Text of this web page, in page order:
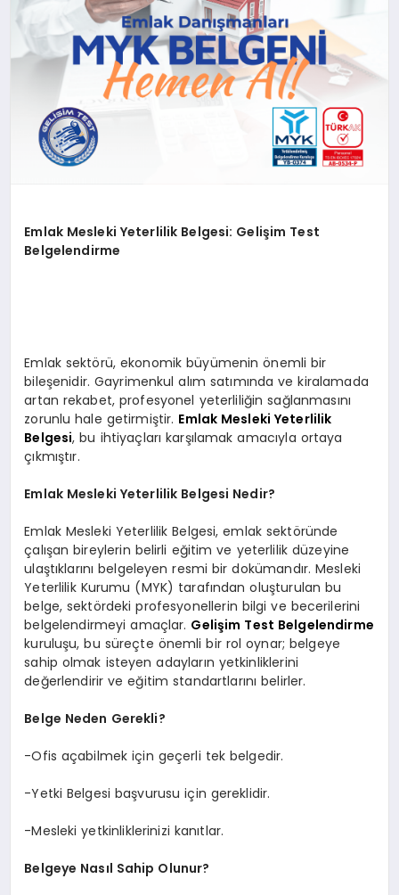
Emlak Mesleki Yeterlilik Belgesi: Gelişim Test
Belgelendirme
Emlak sektörü, ekonomik büyümenin önemli bir
bileşenidir. Gayrimenkul alım satımında ve kiralamada
artan rekabet, profesyonel yeterliliğin sağlanmasını
zorunlu hale getirmiştir. Emlak Mesleki Yeterlilik
Belgesi, bu ihtiyaçları karşılamak amacıyla ortaya
çıkmıştır.
Emlak Mesleki Yeterlilik Belgesi Nedir?
Emlak Mesleki Yeterlilik Belgesi, emlak sektöründe
çalışan bireylerin belirli eğitim ve yeterlilik düzeyine
ulaştıklarını belgeleyen resmi bir dokümandır. Mesleki
Yeterlilik Kurumu (MYK) tarafından oluşturulan bu
belge, sektördeki profesyonellerin bilgi ve becerilerini
belgelendirmeyi amaçlar. Gelişim Test Belgelendirme
kuruluşu, bu süreçte önemli bir rol oynar; belgeye
sahip olmak isteyen adayların yetkinliklerini
değerlendirir ve eğitim standartlarını belirler.
Belge Neden Gerekli?
-Ofis açabilmek için geçerli tek belgedir.
-Yetki Belgesi başvurusu için gereklidir.
-Mesleki yetkinliklerinizi kanıtlar.
Belgeye Nasıl Sahip Olunur?